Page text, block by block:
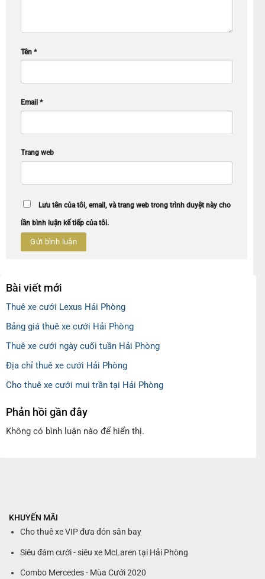
Tên *
Email *
Trang web
Lưu tên của tôi, email, và trang web trong trình duyệt này cho
lần bình luận kế tiếp của tôi.
Bài viết mới
Thuê xe cưới Lexus Hải Phòng
Bảng giá thuê xe cưới Hải Phòng
Thuê xe cưới ngày cuối tuần Hải Phòng
Địa chỉ thuê xe cưới Hải Phòng
Cho thuê xe cưới mui trần tại Hải Phòng
Phản hồi gần đây
Không có bình luận nào để hiển thị.
KHUYẾN MÃI
Cho thuê xe VIP đưa đón sân bay
Siêu đám cưới - siêu xe McLaren tại Hải Phòng
Combo Mercedes - Mùa Cưới 2020